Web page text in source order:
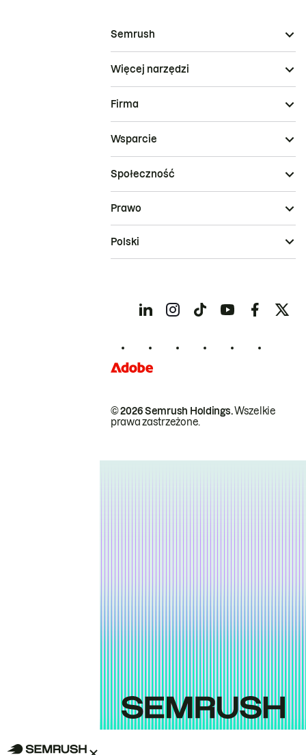
Semrush
Więcej narzędzi
Firma
Wsparcie
Społeczność
© 2026 Semrush Holdings.Wszelkie
prawa zastrzeżone.
Prawo
Polski